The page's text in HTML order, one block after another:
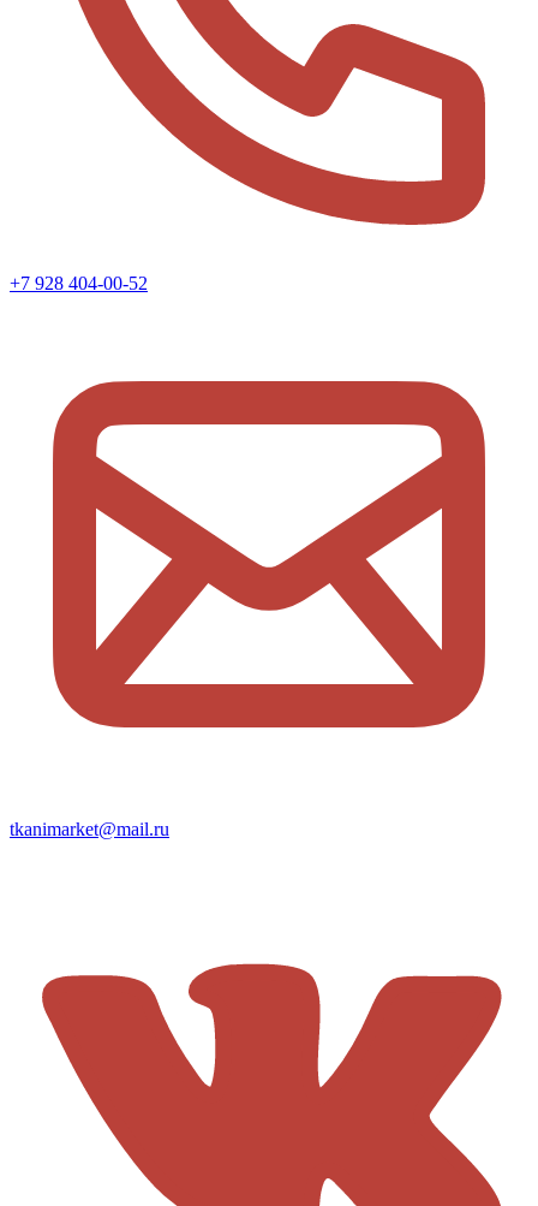
+7 928 404-00-52
tkanimarket@mail.ru